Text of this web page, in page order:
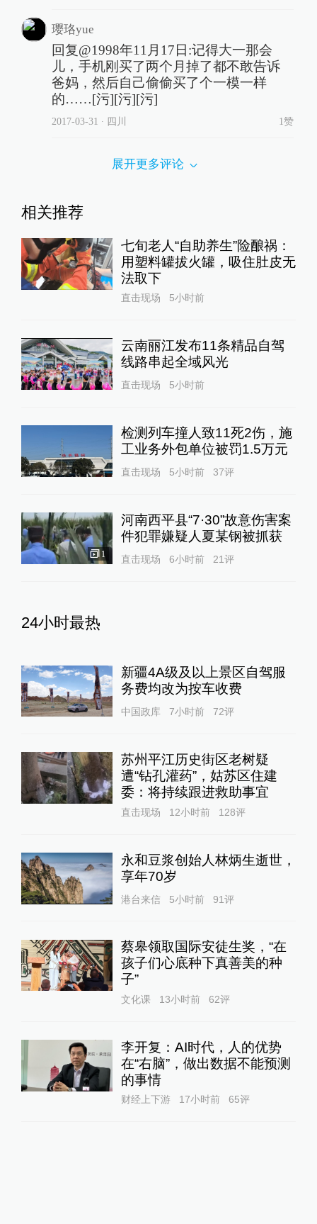
璎珞yue
回复@1998年11月17日:记得大一那会
儿，手机刚买了两个月掉了都不敢告诉
爸妈，然后自己偷偷买了个一模一样
的……[污][污][污]
2017-03-31 ∙ 四川 1赞
展开更多评论
相关推荐
七旬老人“自助养生”险酿祸：
用塑料罐拔火罐，吸住肚皮无
法取下
直击现场 5小时前
云南丽江发布11条精品自驾
线路串起全域风光
直击现场 5小时前
检测列车撞人致11死2伤，施
工业务外包单位被罚1.5万元
直击现场 5小时前 37评
1
河南西平县“7·30”故意伤害案
件犯罪嫌疑人夏某钢被抓获
直击现场 6小时前 21评
24小时最热
新疆4A级及以上景区自驾服
务费均改为按车收费
中国政库 7小时前 72评
苏州平江历史街区老树疑
遭“钻孔灌药”，姑苏区住建
委：将持续跟进救助事宜
直击现场 12小时前 128评
永和豆浆创始人林炳生逝世，
享年70岁
港台来信 5小时前 91评
蔡皋领取国际安徒生奖，“在
孩子们心底种下真善美的种
子”
文化课 13小时前 62评
李开复：AI时代，人的优势
在“右脑”，做出数据不能预测
的事情
财经上下游 17小时前 65评